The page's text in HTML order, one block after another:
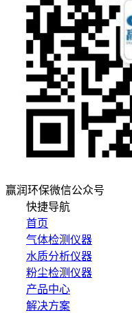
赢润环保微信公众号
快捷导航
首页
气体检测仪器
水质分析仪器
粉尘检测仪器
产品中心
解决方案